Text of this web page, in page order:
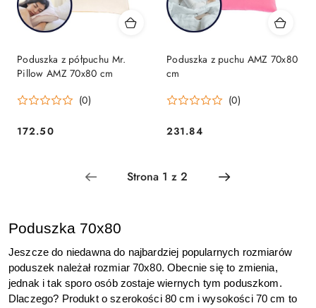
Poduszka z półpuchu Mr.
Pillow AMZ 70x80 cm
(0)
Cena:
172.50
Poduszka z puchu AMZ 70x80
cm
(0)
Cena:
231.84
Poduszka 70x80
Jeszcze do niedawna do najbardziej popularnych rozmiarów
poduszek należał rozmiar 70x80. Obecnie się to zmienia,
jednak i tak sporo osób zostaje wiernych tym poduszkom.
Dlaczego? Produkt o szerokości 80 cm i wysokości 70 cm to